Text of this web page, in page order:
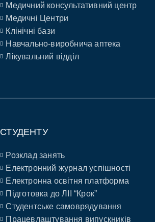
Медичний консультативний центр
Медичні Центри
Клінічні бази
Навчально-виробнича аптека
Лікувальний відділ
СТУДЕНТУ
Розклад занять
Електронний журнал успішності
Електронна освітня платформа
Підготовка до ЛІІ “Крок”
Студентське самоврядування
Працевлаштування випускників